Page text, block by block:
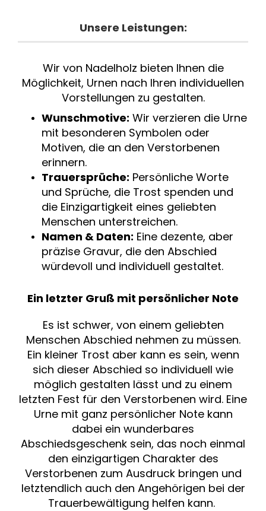
Unsere Leistungen:
Wir von Nadelholz bieten Ihnen die
Möglichkeit, Urnen nach Ihren individuellen
Vorstellungen zu gestalten.
Wunschmotive: Wir verzieren die Urne
mit besonderen Symbolen oder
Motiven, die an den Verstorbenen
erinnern.
Trauersprüche: Persönliche Worte
und Sprüche, die Trost spenden und
die Einzigartigkeit eines geliebten
Menschen unterstreichen.
Namen & Daten: Eine dezente, aber
präzise Gravur, die den Abschied
würdevoll und individuell gestaltet.
Ein letzter Gruß mit persönlicher Note
Es ist schwer, von einem geliebten
Menschen Abschied nehmen zu müssen.
Ein kleiner Trost aber kann es sein, wenn
sich dieser Abschied so individuell wie
möglich gestalten lässt und zu einem
letzten Fest für den Verstorbenen wird. Eine
Urne mit ganz persönlicher Note kann
dabei ein wunderbares
Abschiedsgeschenk sein, das noch einmal
den einzigartigen Charakter des
Verstorbenen zum Ausdruck bringen und
letztendlich auch den Angehörigen bei der
Trauerbewältigung helfen kann.